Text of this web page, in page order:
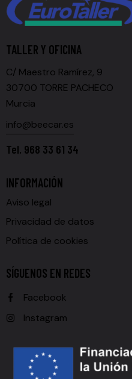
TALLER Y OFICINA
C/ Maestro Ramírez, 9
30700 TORRE PACHECO
Murcia
info@beecar.es
Tel. 968 33 61 34
INFORMACIÓN
Aviso legal
Privacidad de datos
Política de cookies
SÍGUENOS EN REDES
Facebook
Instagram